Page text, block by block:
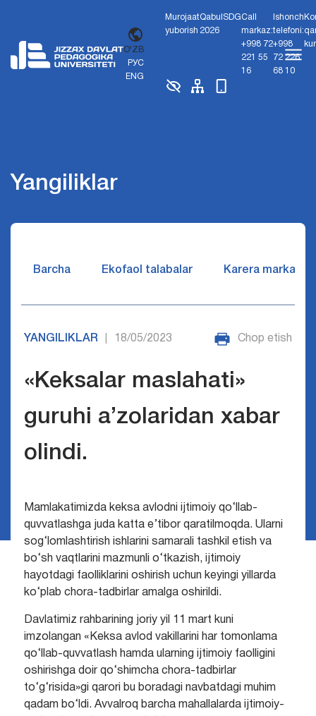
O'ZB
РУС
ENG
Murojaat
yuborish
Qabul
2026
SDGCall
markaz:
+998 72
221 55
16
Ishonch
telefoni:
+998
72 226
68 10
Yangiliklar
Barcha Ekofaol talabalar Karera markazi
YANGILIKLAR 18/05/2023 Chop etish
«Keksalar maslahati»
guruhi a’zolaridan xabar
olindi.
Mamlakatimizda keksa avlodni ijtimoiy qo‘llab-
quvvatlashga juda katta e’tibor qaratilmoqda. Ularni
sog‘lomlashtirish ishlarini samarali tashkil etish va
bo‘sh vaqtlarini mazmunli o‘tkazish, ijtimoiy
hayotdagi faolliklarini oshirish uchun keyingi yillarda
ko‘plab chora-tadbirlar amalga oshirildi.
Davlatimiz rahbarining joriy yil 11 mart kuni
imzolangan «Keksa avlod vakillarini har tomonlama
qo‘llab-quvvatlash hamda ularning ijtimoiy faolligini
oshirishga doir qo‘shimcha chora-tadbirlar
to‘g‘risida»gi qarori bu boradagi navbatdagi muhim
qadam bo‘ldi. Avvalroq barcha mahallalarda ijtimoiy-